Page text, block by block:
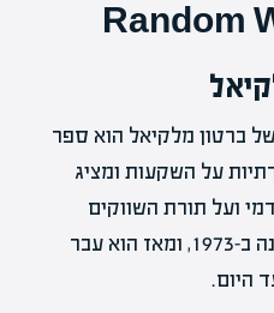
Random
ברטון מלקיאל הוא ספר
על השקעות ומציג
ועל תורת השווקים
היעילים. הספר פורסם לראשונה ב-1973, ומאז הוא עבר
היום.